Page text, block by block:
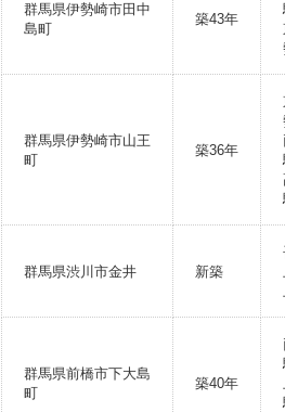
群馬県伊勢崎市田中
島町
築43年
群馬県伊勢崎市山王
町
築36年
群馬県渋川市金井 新築
群馬県前橋市下大島
町
築40年